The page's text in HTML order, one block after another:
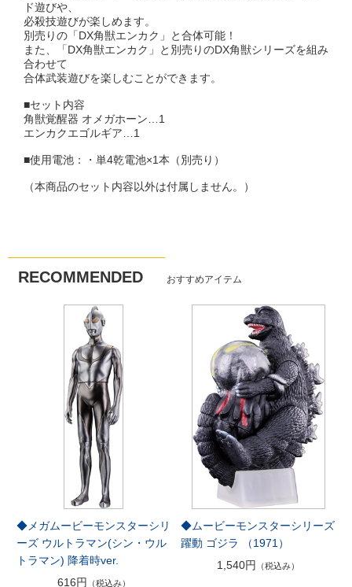
ド遊びや、
必殺技遊びが楽しめます。
別売りの「DX角獣エンカク」と合体可能！
また、「DX角獣エンカク」と別売りのDX角獣シリーズを組み
合わせて
合体武装遊びを楽しむことができます。
■セット内容
角獣覚醒器 オメガホーン…1
エンカクエゴルギア…1
■使用電池：・単4乾電池×1本（別売り）
（本商品のセット内容以外は付属しません。）
RECOMMENDED おすすめアイテム
◆メガムービーモンスターシリ
ーズ ウルトラマン(シン・ウル
トラマン) 降着時ver.
616円
（税込み）
◆ムービーモンスターシリーズ
躍動 ゴジラ （1971）
1,540円
（税込み）